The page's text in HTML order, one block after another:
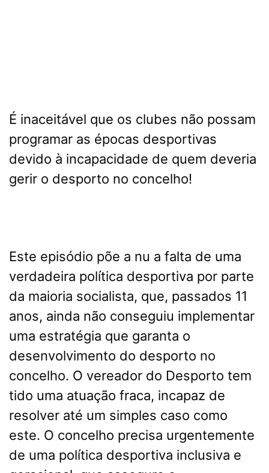
É inaceitável que os clubes não possam
programar as épocas desportivas
devido à incapacidade de quem deveria
gerir o desporto no concelho!
Este episódio põe a nu a falta de uma
verdadeira política desportiva por parte
da maioria socialista, que, passados 11
anos, ainda não conseguiu implementar
uma estratégia que garanta o
desenvolvimento do desporto no
concelho. O vereador do Desporto tem
tido uma atuação fraca, incapaz de
resolver até um simples caso como
este. O concelho precisa urgentemente
de uma política desportiva inclusiva e